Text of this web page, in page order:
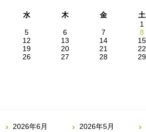
水 木 金
土
1
5 6 7
8
12 13 14
15
19 20 21
22
26 27 28
29
2026年6月 2026年5月